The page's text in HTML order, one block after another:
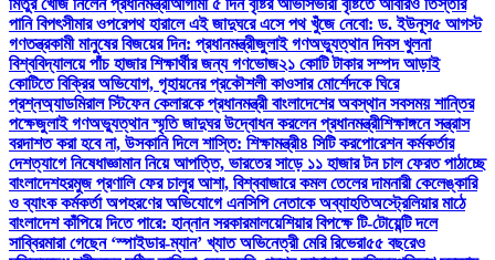
মিতুর খোঁজ নিলেন প্রধানমন্ত্রীআগামী ৫ দিন বৃষ্টির আভাসভারী বৃষ্টিতে আবারও তিস্তার
পানি বিপৎসীমার ওপরেপথ হারালে এই জাদুঘরে এসে পথ খুঁজে নেবো: ড. ইউনূস৫ আগস্ট
গণতন্ত্রকামী মানুষের বিজয়ের দিন: প্রধানমন্ত্রীজুলাই গণঅভ্যুত্থান দিবস খুলনা
বিশ্ববিদ্যালয়ে পাঁচ হাজার শিক্ষার্থীর জন্য গণভোজ২১ কোটি টাকার সম্পদ আড়াই
কোটিতে বিক্রির অভিযোগ, গৃহায়নের প্রকৌশলী কাওসার মোর্শেদকে ঘিরে
প্রশ্নঅ্যাডমিরাল স্টিফেন কেলারকে প্রধানমন্ত্রী বাংলাদেশের অবস্থান সবসময় শান্তির
পক্ষেজুলাই গণঅভ্যুত্থান স্মৃতি জাদুঘর উদ্বোধন করলেন প্রধানমন্ত্রীশিক্ষাঙ্গনে সন্ত্রাস
বরদাশত করা হবে না, উসকানি দিলে শাস্তি: শিক্ষামন্ত্রী৪ সিটি করপোরেশন কর্মকর্তার
দেশত্যাগে নিষেধাজ্ঞামান নিয়ে আপত্তি, ভারতের সাড়ে ১১ হাজার টন চাল ফেরত পাঠাচ্ছে
বাংলাদেশহরমুজ প্রণালি ফের চালুর আশা, বিশ্ববাজারে কমল তেলের দামনারী কেলেঙ্কারি
ও ব্যাংক কর্মকর্তা অপহরণের অভিযোগে এনসিপি নেতাকে অব্যাহতিঅস্ট্রেলিয়ার মাঠে
বাংলাদেশ কাঁপিয়ে দিতে পারে: হান্নান সরকারমালয়েশিয়ার বিপক্ষে টি-টোয়েন্টি দলে
সাব্বিরমারা গেছেন ‘স্পাইডার-ম্যান’ খ্যাত অভিনেত্রী মেরি রিভেরা৫৫ বছরেও